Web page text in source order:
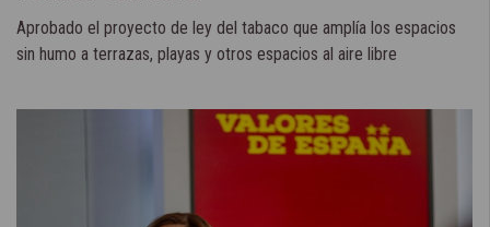
Aprobado el proyecto de ley del tabaco que amplía los espacios
sin humo a terrazas, playas y otros espacios al aire libre